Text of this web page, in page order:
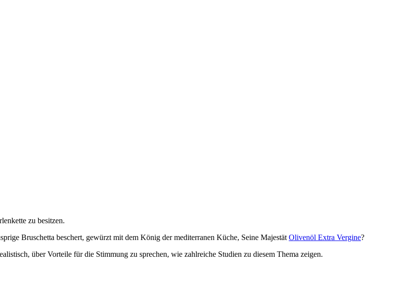
zu besitzen.
Bruschetta beschert, gewürzt mit dem König der mediterranen Küche, Seine Majestät Olivenöl Extra Vergine?
über Vorteile für die Stimmung zu sprechen, wie zahlreiche Studien zu diesem Thema zeigen.